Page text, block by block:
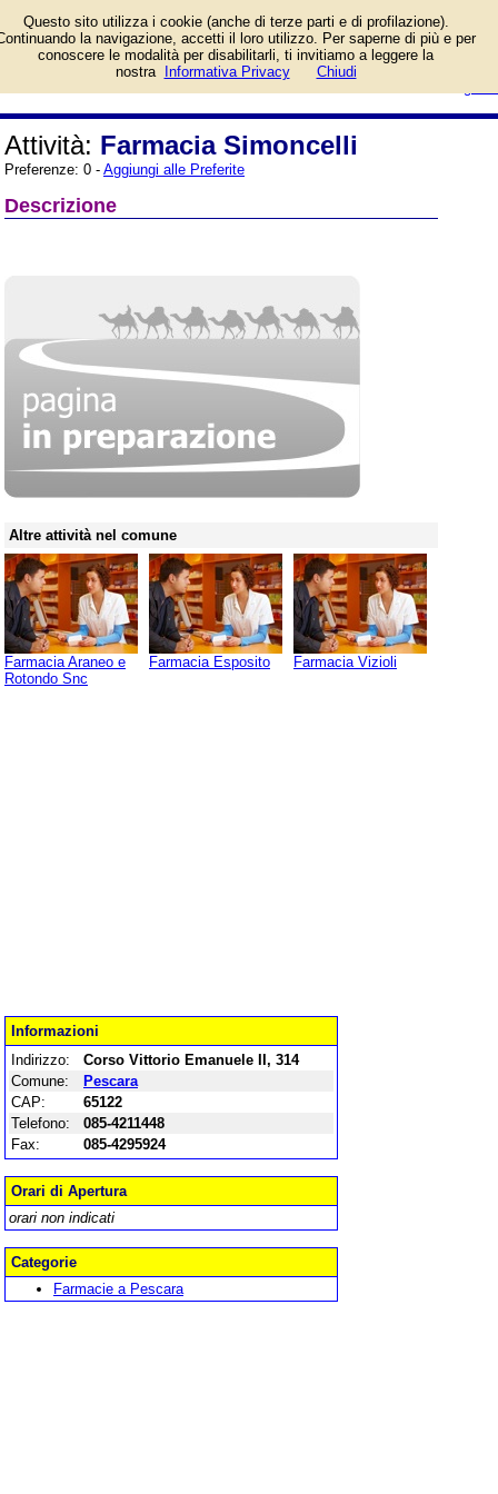
di telefono di Farmacia Simoncelli
a Pescara, Corso Vittorio
Emanuele II, 314. Categoria
Attività: Farmacia Simoncelli
Preferenze: 0 - Aggiungi alle Preferite
Descrizione
Altre attività nel comune
Farmacia Araneo e
Rotondo Snc
Farmacia Esposito Farmacia Vizioli
Informazioni
Indirizzo:
Corso Vittorio Emanuele II, 314
Comune:
Pescara
CAP:
65122
Telefono:
085-4211448
Fax:
085-4295924
Orari di Apertura
orari non indicati
Categorie
Farmacie a Pescara
Questo sito utilizza i cookie (anche di terze parti e di profilazione).
la navigazione, accetti il loro utilizzo. Per saperne di più e per
conoscere le modalità per disabilitarli, ti invitiamo a leggere la
nostra
Informativa Privacy Chiudi